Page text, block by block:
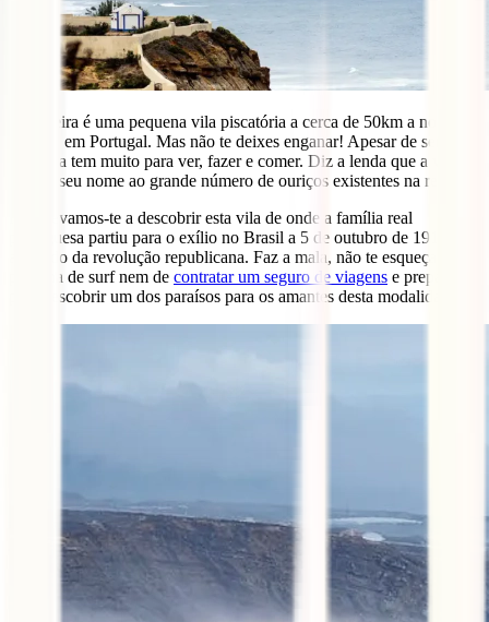
A Ericeira é uma pequena vila piscatória a cerca de 50km a norte de
Lisboa, em Portugal. Mas não te deixes enganar! Apesar de ser
pequena tem muito para ver, fazer e comer. Diz a lenda que a vila
deve o seu nome ao grande número de ouriços existentes na região.
Hoje levamos-te a descobrir esta vila de onde a família real
portuguesa partiu para o exílio no Brasil a 5 de outubro de 1910
aquando da revolução republicana. Faz a mala, não te esqueças da
prancha de surf nem de contratar um seguro de viagens e prepara-te
para descobrir um dos paraísos para os amantes desta modalidade!